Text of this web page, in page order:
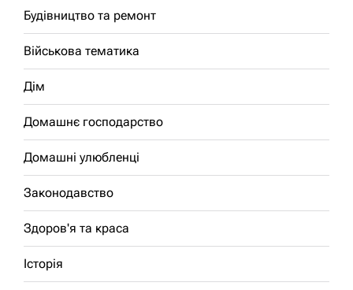
Будівництво та ремонт
Військова тематика
Дім
Домашнє господарство
Домашні улюбленці
Законодавство
Здоров'я та краса
Історія